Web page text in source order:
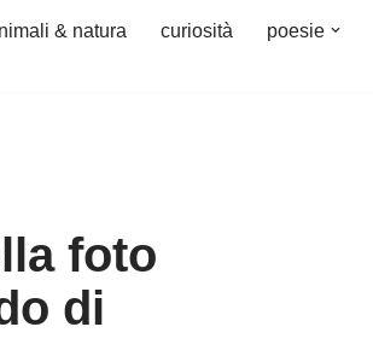
& natura curiosità
poesie
foto
di